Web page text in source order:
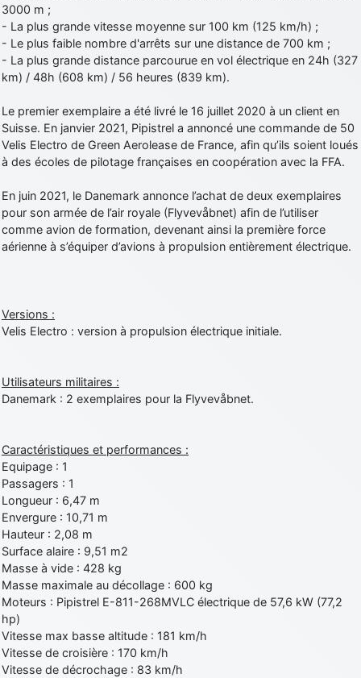
3000 m ;
- La plus grande vitesse moyenne sur 100 km (125 km/h) ;
- Le plus faible nombre d'arrêts sur une distance de 700 km ;
- La plus grande distance parcourue en vol électrique en 24h (327
km) / 48h (608 km) / 56 heures (839 km).
Le premier exemplaire a été livré le 16 juillet 2020 à un client en
Suisse. En janvier 2021, Pipistrel a annoncé une commande de 50
Velis Electro de Green Aerolease de France, afin qu’ils soient loués
à des écoles de pilotage françaises en coopération avec la FFA.
En juin 2021, le Danemark annonce l’achat de deux exemplaires
pour son armée de l’air royale (Flyvevåbnet) afin de l’utiliser
comme avion de formation, devenant ainsi la première force
aérienne à s’équiper d’avions à propulsion entièrement électrique.
Versions :
Velis Electro : version à propulsion électrique initiale.
Utilisateurs militaires :
Danemark : 2 exemplaires pour la Flyvevåbnet.
Caractéristiques et performances :
Equipage : 1
Passagers : 1
Longueur : 6,47 m
Envergure : 10,71 m
Hauteur : 2,08 m
Surface alaire : 9,51 m2
Masse à vide : 428 kg
Masse maximale au décollage : 600 kg
Moteurs : Pipistrel E-811-268MVLC électrique de 57,6 kW (77,2
hp)
Vitesse max basse altitude : 181 km/h
Vitesse de croisière : 170 km/h
Vitesse de décrochage : 83 km/h